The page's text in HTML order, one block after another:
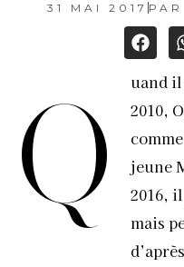
31 MAI 2017 PAR
Q
uand
2010,
jeune
2016,
mais